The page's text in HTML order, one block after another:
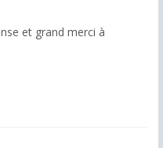
et grand merci à